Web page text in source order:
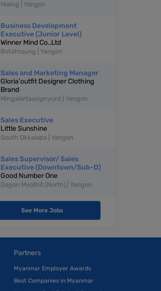
Hlaing | Yangon
Business Development
Executive (Junior Level)
Winner Mind Co.,Ltd
Botahtaung | Yangon
Sales and Marketing Manager
Gloria'outfit Designer Clothing
Brand
Mingalartaungnyunt | Yangon
Sales Executive
Little Sunshine
South Okkalapa | Yangon
Sales Supervisor/ Sales
Executive (Downtown/Sub-D)
Good Number One
Dagon Myothit (North) | Yangon
See More Jobs
Partners
Myanmar Employer Awards
Best Companies in Myanmar